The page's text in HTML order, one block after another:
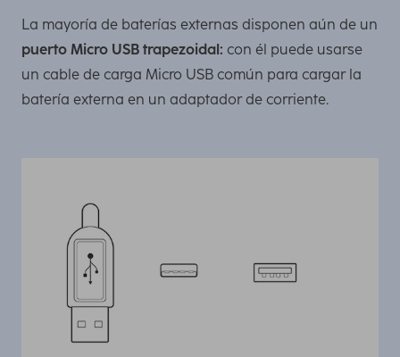
La mayoría de baterías externas disponen aún de un
puerto Micro USB trapezoidal: con él puede usarse
un cable de carga Micro USB común para cargar la
batería externa en un adaptador de corriente.